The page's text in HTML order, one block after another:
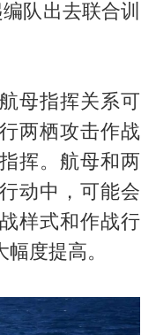
队出去联合训
母指挥关系可
两栖攻击作战
挥。航母和两
动中，可能会
样式和作战行
度提高。